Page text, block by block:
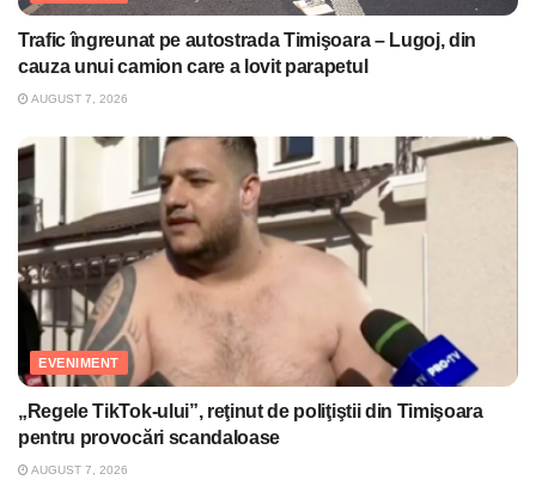
Trafic îngreunat pe autostrada Timişoara – Lugoj, din
cauza unui camion care a lovit parapetul
AUGUST 7, 2026
EVENIMENT
„Regele TikTok-ului”, reţinut de poliţiştii din Timişoara
pentru provocări scandaloase
AUGUST 7, 2026